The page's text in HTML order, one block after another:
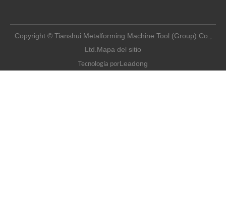
Copyright © Tianshui Metalforming Machine Tool (Group) Co.,
Ltd. Mapa del sitio
Tecnología porLeadong